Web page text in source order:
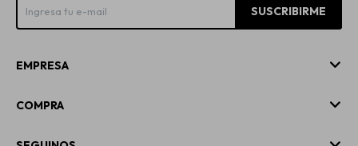
SUSCRIBIRME
EMPRESA
COMPRA